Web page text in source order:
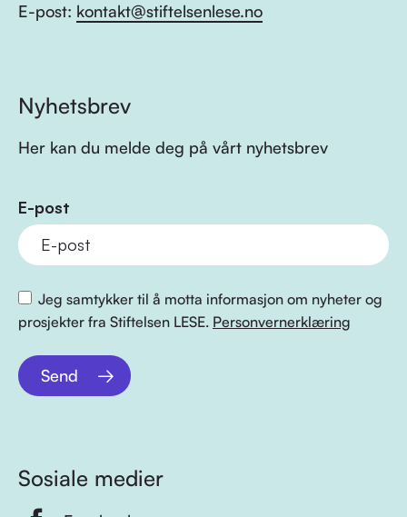
E-post: kontakt@stiftelsenlese.no
Nyhetsbrev
Her kan du melde deg på vårt nyhetsbrev
E-post
Jeg samtykker til å motta informasjon om nyheter og
prosjekter fra Stiftelsen LESE. Personvernerklæring
Send
Sosiale medier